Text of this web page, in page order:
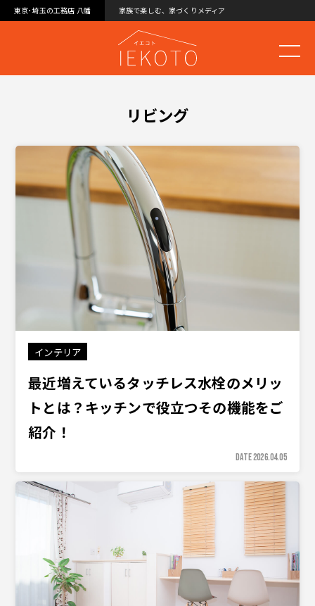
東京･埼玉の工務店 八幡 家族で楽しむ、家づくりメディア
リビング
インテリア
最近増えているタッチレス水栓のメリッ
トとは？キッチンで役立つその機能をご
紹介！
DATE 2026.04.05